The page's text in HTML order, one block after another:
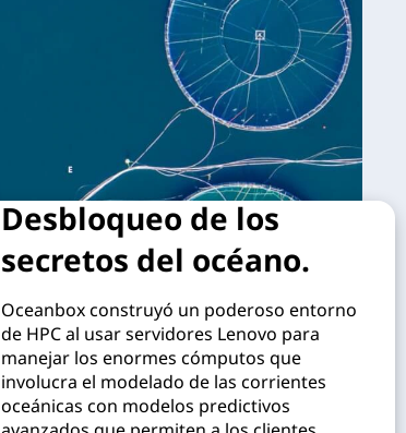
Desbloqueo de los
secretos del océano.
Oceanbox construyó un poderoso entorno
de HPC al usar servidores Lenovo para
manejar los enormes cómputos que
involucra el modelado de las corrientes
oceánicas con modelos predictivos